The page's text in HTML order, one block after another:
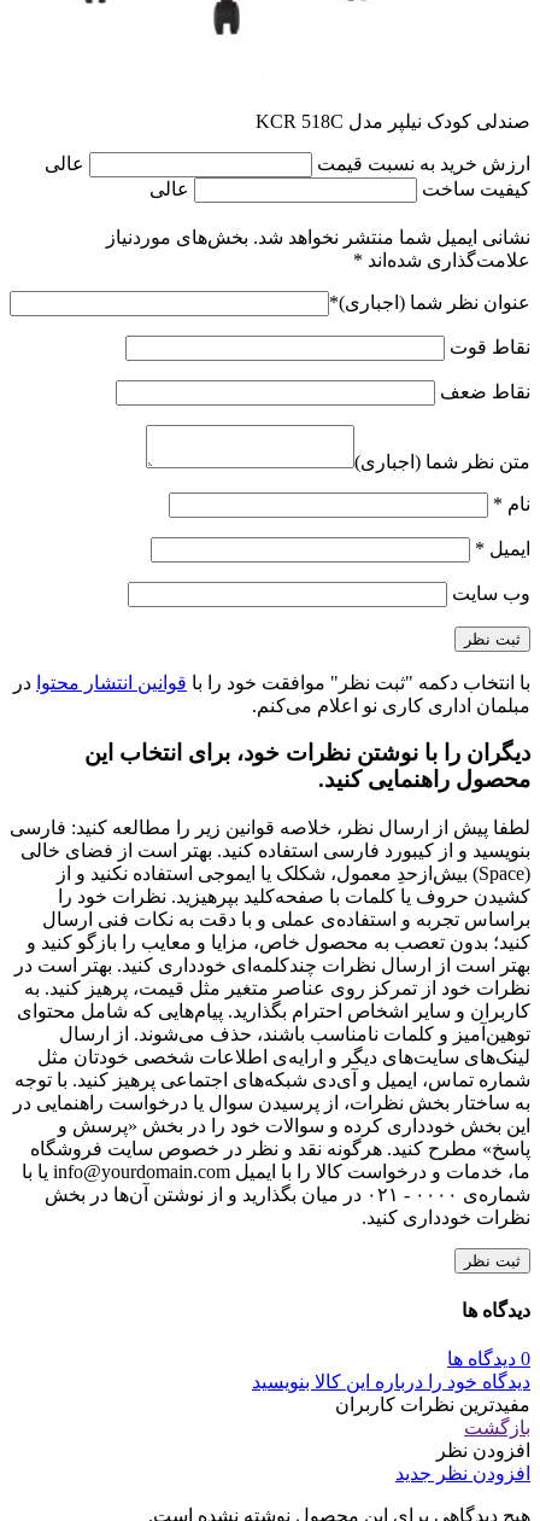
صندلی کودک نیلپر مدل KCR 518C
ارزش خرید به نسبت قیمت
عالی
کیفیت ساخت
عالی
نشانی ایمیل شما منتشر نخواهد شد. بخش‌های موردنیاز
علامت‌گذاری شده‌اند *
عنوان نظر شما (اجباری)*
نقاط قوت
نقاط ضعف
متن نظر شما (اجباری)
نام *
ایمیل *
وب‌ سایت
با انتخاب دکمه "ثبت نظر" موافقت خود را با قوانین انتشار محتوا در
مبلمان اداری کاری نو اعلام می‌کنم.
دیگران را با نوشتن نظرات خود، برای انتخاب این
محصول راهنمایی کنید.
لطفا پیش از ارسال نظر، خلاصه قوانین زیر را مطالعه کنید: فارسی
بنویسید و از کیبورد فارسی استفاده کنید. بهتر است از فضای خالی
(Space) بیش‌از‌حدِ معمول، شکلک یا ایموجی استفاده نکنید و از
کشیدن حروف یا کلمات با صفحه‌کلید بپرهیزید. نظرات خود را
براساس تجربه و استفاده‌ی عملی و با دقت به نکات فنی ارسال
کنید؛ بدون تعصب به محصول خاص، مزایا و معایب را بازگو کنید و
بهتر است از ارسال نظرات چندکلمه‌‌ای خودداری کنید. بهتر است در
نظرات خود از تمرکز روی عناصر متغیر مثل قیمت، پرهیز کنید. به
کاربران و سایر اشخاص احترام بگذارید. پیام‌هایی که شامل محتوای
توهین‌آمیز و کلمات نامناسب باشند، حذف می‌شوند. از ارسال
لینک‌های سایت‌های دیگر و ارایه‌ی اطلاعات شخصی خودتان مثل
شماره تماس، ایمیل و آی‌دی شبکه‌های اجتماعی پرهیز کنید. با توجه
به ساختار بخش نظرات، از پرسیدن سوال یا درخواست راهنمایی در
این بخش خودداری کرده و سوالات خود را در بخش «پرسش و
پاسخ» مطرح کنید. هرگونه نقد و نظر در خصوص سایت فروشگاه
ما، خدمات و درخواست کالا را با ایمیل info@yourdomain.com یا با
شماره‌ی ۰۰۰۰ - ۰۲۱ در میان بگذارید و از نوشتن آن‌ها در بخش
نظرات خودداری کنید.
ثبت نظر
دیدگاه ها
0 دیدگاه ها
دیدگاه خود را درباره این کالا بنویسید
مفیدترین نظرات کاربران
بازگشت
افزودن نظر
افزودن نظر جدید
هیچ دیدگاهی برای این محصول نوشته نشده است.